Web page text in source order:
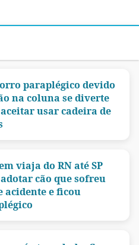
paraplégico devido
na coluna se diverte
usar cadeira de
viaja do RN até SP
cão que sofreu
acidente e ficou